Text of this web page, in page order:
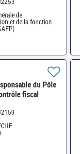
(2MOBI) H/F
de
et de la fonction
du Pôle
fiscal